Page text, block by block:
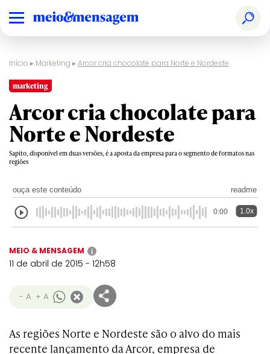
Início ▸ Marketing ▸Arcor cria chocolate para Norte e Nordeste
marketing
Arcor cria chocolate para
Norte e Nordeste
Sapito, disponível em duas versões, é a aposta da empresa para o segmento de formatos nas
regiões
ouça este conteúdo readme
0:00 1.0x
MEIO & MENSAGEM i
11 de abril de 2015 - 12h58
- A + A
As regiões Norte e Nordeste são o alvo do mais
recente lançamento da Arcor, empresa de